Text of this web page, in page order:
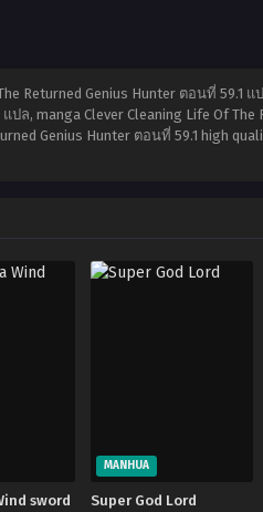
Returned Genius Hunter ตอนที่ 59.1
ปล, manga Clever Cleaning Life Of
Genius Hunter ตอนที่ 59.1 high
sword
MANHUA
Super God Lord